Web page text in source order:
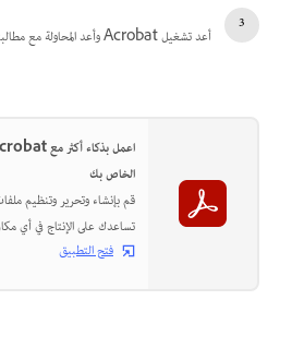
أعد تشغيل Acrobat وأعد المحاولة مع مطالبتك.
الخاص بك
تساعدك على الإنتاج في أي
فتح التطبيق